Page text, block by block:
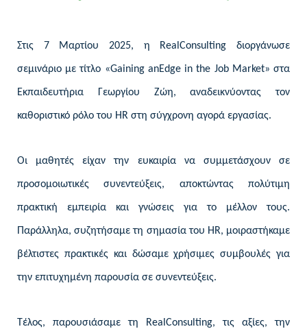
Στις 7 Μαρτίου 2025, η RealConsulting διοργάνωσε
σεμινάριο με τίτλο «Gaining anEdge in the Job Market» στα
Εκπαιδευτήρια Γεωργίου Ζώη, αναδεικνύοντας τον
καθοριστικό ρόλο του HR στη σύγχρονη αγορά εργασίας.
Οι μαθητές είχαν την ευκαιρία να συμμετάσχουν σε
προσομοιωτικές συνεντεύξεις, αποκτώντας πολύτιμη
πρακτική εμπειρία και γνώσεις για το μέλλον τους.
Παράλληλα, συζητήσαμε τη σημασία του HR, μοιραστήκαμε
βέλτιστες πρακτικές και δώσαμε χρήσιμες συμβουλές για
την επιτυχημένη παρουσία σε συνεντεύξεις.
Τέλος, παρουσιάσαμε τη RealConsulting, τις αξίες, την